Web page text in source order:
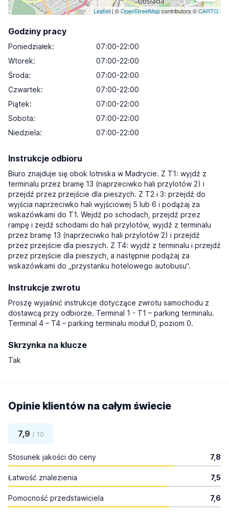
Leaflet| ©OpenStreetMapcontributors ©CARTO
Godziny pracy
Poniedziałek:
07:00-22:00
Wtorek:
07:00-22:00
Środa:
07:00-22:00
Czwartek:
07:00-22:00
Piątek:
07:00-22:00
Sobota:
07:00-22:00
Niedziela: 07:00-22:00
Instrukcje odbioru
Biuro znajduje się obok lotniska w Madrycie. Z T1: wyjdź z
terminalu przez bramę 13 (naprzeciwko hali przylotów 2) i
przejdź przez przejście dla pieszych. Z T2 i 3: przejdź do
wyjścia naprzeciwko hali wyjściowej 5 lub 6 i podążaj za
wskazówkami do T1. Wejdź po schodach, przejdź przez
rampę i zejdź schodami do hali przylotów, wyjdź z terminalu
przez bramę 13 (naprzeciwko hali przylotów 2) i przejdź
przez przejście dla pieszych. Z T4: wyjdź z terminalu i przejdź
przez przejście dla pieszych, a następnie podążaj za
wskazówkami do „przystanku hotelowego autobusu“.
Instrukcje zwrotu
Proszę wyjaśnić instrukcje dotyczące zwrotu samochodu z
dostawcą przy odbiorze. Terminal 1 - T1 – parking terminalu.
Terminal 4 – T4 – parking terminalu moduł D, poziom 0.
Skrzynka na klucze
Tak
Opinie klientów na całym świecie
7,9 / 10
Stosunek jakości do ceny 7,8
Łatwość znalezienia 7,5
Pomocność przedstawiciela 7,6